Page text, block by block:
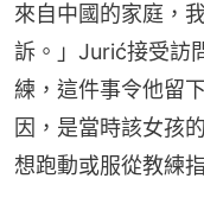
來自中國的家庭，
訴。」Jurić接受訪
練，這件事令他留
因，是當時該女孩
想跑動或服從教練